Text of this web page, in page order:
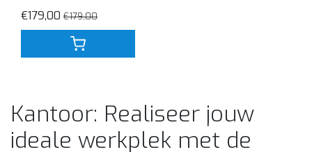
€179,00 €179,00
Kantoor: Realiseer jouw
ideale werkplek met de